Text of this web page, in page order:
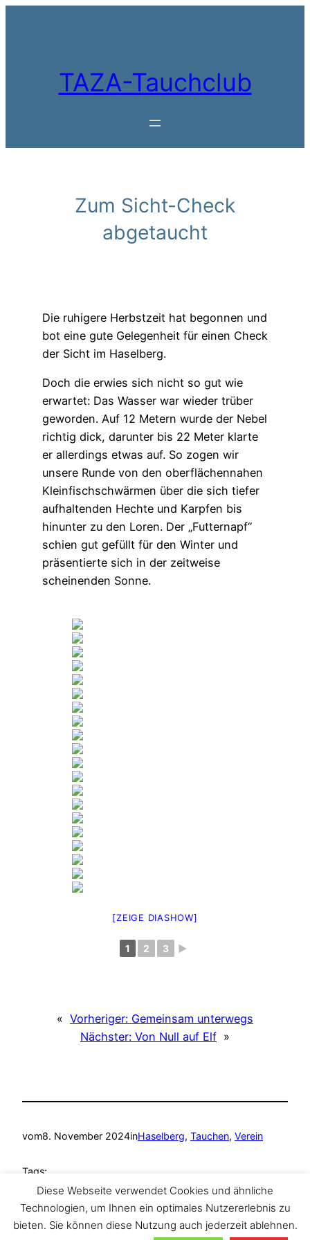
TAZA-Tauchclub
Zum Sicht-Check
abgetaucht
Die ruhigere Herbstzeit hat begonnen und
bot eine gute Gelegenheit für einen Check
der Sicht im Haselberg.
Doch die erwies sich nicht so gut wie
erwartet: Das Wasser war wieder trüber
geworden. Auf 12 Metern wurde der Nebel
richtig dick, darunter bis 22 Meter klarte
er allerdings etwas auf. So zogen wir
unsere Runde von den oberflächennahen
Kleinfischschwärmen über die sich tiefer
aufhaltenden Hechte und Karpfen bis
hinunter zu den Loren. Der „Futternapf“
schien gut gefüllt für den Winter und
präsentierte sich in der zeitweise
scheinenden Sonne.
[ZEIGE DIASHOW]
1 2 3 ►
« Vorheriger: Gemeinsam unterwegs
Nächster: Von Null auf Elf »
vom8. November 2024inHaselberg, Tauchen, Verein
Tags:
Ammelshain, Haselberg , Tauchen, TAZA Tauchclub
Diese Webseite verwendet Cookies und ähnliche
Technologien, um Ihnen ein optimales Nutzererlebnis zu
bieten. Sie können diese Nutzung auch jederzeit ablehnen.